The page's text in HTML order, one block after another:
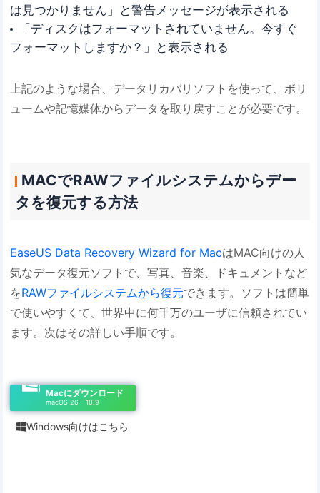
は見つかりません」と警告メッセージが表示される
「ディスクはフォーマットされていません。今すぐ
フォーマットしますか？」と表示される
上記のような場合、データリカバリソフトを使って、ボリ
ュームや記憶媒体からデータを取り戻すことが必要です。
MACでRAWファイルシステムからデー
タを復元する方法
EaseUS Data Recovery Wizard for MacはMAC向けの人
気なデータ復元ソフトで、写真、音楽、ドキュメントなど
をRAWファイルシステムから復元できます。ソフトは簡単
で使いやすくて、世界中に何千万のユーザに信頼されてい
ます。次はその詳しい手順です。
Macにダウンロード
macOS 26 - 10.9
Windows向けはこちら